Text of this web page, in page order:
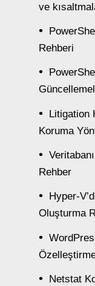
ve
Rehberi
Litigation
Koruma
Rehber
Hyper-
Oluşturma
Netstat